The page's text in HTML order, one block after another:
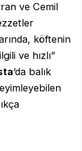
ve Cemil
köftenin
ve hızlı”
‘da balık